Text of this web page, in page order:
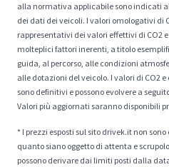
alla normativa applicabile sono indicati
dei dati dei veicoli. I valori omologativi di
rappresentativi dei valori effettivi di CO2
molteplici fattori inerenti, a titolo
guida, al percorso, alle condizioni
alle dotazioni del veicolo. I valori di CO2
sono definitivi e possono evolvere a
Valori più aggiornati saranno disponibili
* I prezzi esposti sul sito drivek.it non
quanto siano oggetto di attenta e
possono derivare dai limiti posti dalla